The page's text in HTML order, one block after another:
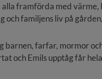
alla framförda med värme,
och familjens liv på
barnen, farfar, mormor
och Emils upptåg får